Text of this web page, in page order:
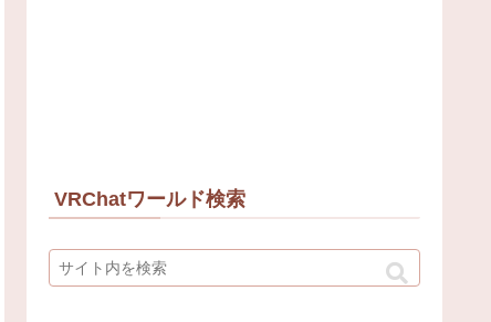
VRChatワールド検索